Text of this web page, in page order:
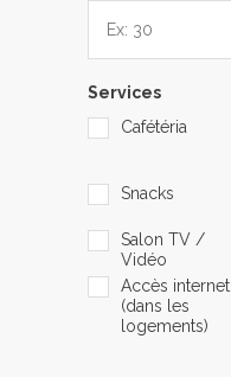
Services
Cafétéria
Snacks
Salon TV /
Vidéo
Accès internet
(dans les
logements)